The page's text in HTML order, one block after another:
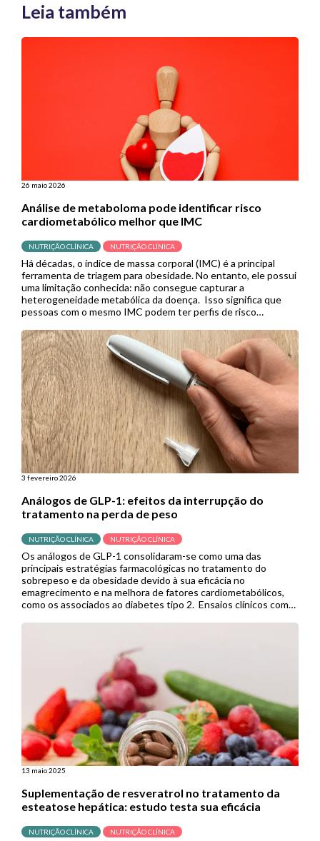
Leia também
26 maio 2026
Análise de metaboloma pode identificar risco
cardiometabólico melhor que IMC
NUTRIÇÃO CLÍNICA NUTRIÇÃO CLÍNICA
Há décadas, o índice de massa corporal (IMC) é a principal
ferramenta de triagem para obesidade. No entanto, ele possui
uma limitação conhecida: não consegue capturar a
heterogeneidade metabólica da doença. Isso significa que
pessoas com o mesmo IMC podem ter perfis de risco
acabam sem diagnóstico ou tratamento […]
3 fevereiro 2026
Análogos de GLP-1: efeitos da interrupção do
tratamento na perda de peso
NUTRIÇÃO CLÍNICA NUTRIÇÃO CLÍNICA
Os análogos de GLP-1 consolidaram-se como uma das
principais estratégias farmacológicas no tratamento do
sobrepeso e da obesidade devido à sua eficácia no
emagrecimento e na melhora de fatores cardiometabólicos,
como os associados ao diabetes tipo 2. Ensaios clínicos com
resultados superiores aos de outras terapias medicamentosas
13 maio 2025
Suplementação de resveratrol no tratamento da
esteatose hepática: estudo testa sua eficácia
NUTRIÇÃO CLÍNICA NUTRIÇÃO CLÍNICA